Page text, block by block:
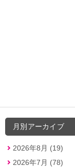
月別アーカイブ
2026年8月 (19)
2026年7月 (78)